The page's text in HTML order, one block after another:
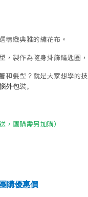
精緻典雅的繡花布。
製作為隨身掛飾鑰匙圈，
和髮型？ 就是大家想學的
外包裝。
，團購需另加購）
購優惠價